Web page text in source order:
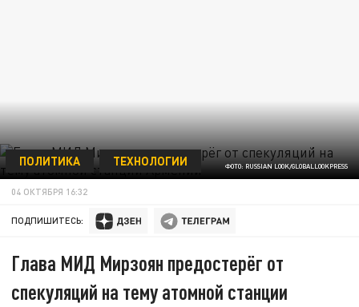
ФОТО: RUSSIAN LOOK/GLOBALLOOKPRESS
ПОЛИТИКА ТЕХНОЛОГИИ
04 ОКТЯБРЯ 16:32
ПОДПИШИТЕСЬ:
Глава МИД Мирзоян предостерёг от
спекуляций на тему атомной станции